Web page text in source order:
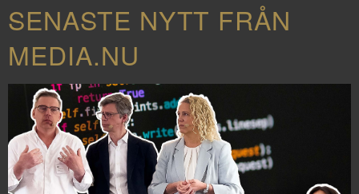
SENASTE NYTT FRÅN
MEDIA.NU